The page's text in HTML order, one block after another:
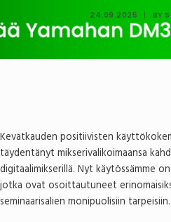
24.09.2025 | BY
Kevätkauden positiivisten
täydentänyt mikserivalikoimaansa
digitaalimikserillä. Nyt käytössämme
jotka ovat osoittautuneet
seminaarisalien monipuolisiin tarpeisiin.